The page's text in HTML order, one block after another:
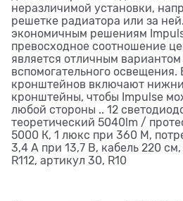
неразличимой установки,
решетке радиатора или за
экономичным решениям
превосходное соотношение
является отличным
вспомогательного освещения.
кронштейнов включают
кронштейны, чтобы Impulse
любой стороны .. 12
теоретический 5040lm /
5000 К, 1 люкс при 360 М,
3,4 А при 13,7 В, кабель 220
R112, артикул 30, R10